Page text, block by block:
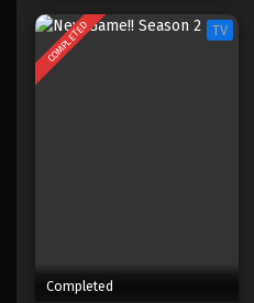
COMPLETED TV
Completed